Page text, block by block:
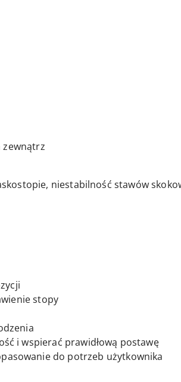
zewnątrz
niestabilność stawów
stopy
i wspierać prawidłową postawę
do potrzeb użytkownika